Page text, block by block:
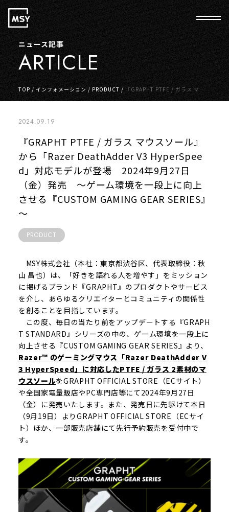
ニュース記事
ARTICLE
TOP / インフォメーション / PRODUCT /
ソール』から「Razer DeathAdder V3 HyperSpeed」対応モデルが登場
2024.09.19
『GRAPHT PTFE / ガラス マウスソール』
から「Razer DeathAdder V3 HyperSpee
d」対応モデルが登場 2024年9月27日
（金）発売 ～ゲーム環境を一段上に向上
させる『CUSTOM GAMING GEAR SERIES』
～
PRODUCT
MSY株式会社（本社：東京都渋谷区、代表取締役：秋
山 昌也）は、「好きを語れる人を増やす」をミッション
に掲げるブランド『GRAPHT』のプロダクトやサービス
を介し、あらゆるクリエイターとコミュニティの関係性
を創ることを目指しています。
この度、毎日の当たり前をアップデートする『GRAPH
T STANDARD』シリーズの中の、ゲーム環境を一段上に
向上させる『CUSTOM GAMING GEAR SERIES』より、
Razer™ のゲーミングマウス「Razer DeathAdder V
3 HyperSpeed」に対応したPTFE / ガラス 2素材のマ
ウスソールをGRAPHT OFFICIAL STORE（ECサイト）
や全国家電量販店やPC専門店等にて2024年9月27日
（金）に発売いたします。また、発売日に先駆けて本日
（9月19日）よりGRAPHT OFFICIAL STORE（ECサイ
ト）ほか、一部販売店舗にて先行予約販売を受付中で
す。